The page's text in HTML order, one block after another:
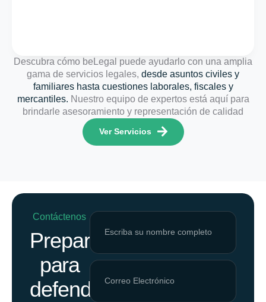
Ver Servicios
Descubra cómo beLegal puede ayudarlo con una amplia
gama de servicios legales, desde asuntos civiles y
familiares hasta cuestiones laborales, fiscales y
mercantiles. Nuestro equipo de expertos está aquí para
brindarle asesoramiento y representación de calidad
Contáctenos
Preparados
para
defenderlo.